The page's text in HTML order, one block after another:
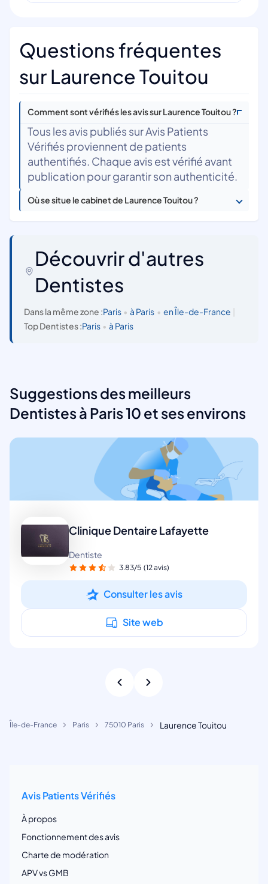
Questions fréquentes
sur Laurence Touitou
Comment sont vérifiés les avis sur Laurence Touitou ?
Tous les avis publiés sur Avis Patients
Vérifiés proviennent de patients
authentifiés. Chaque avis est vérifié avant
publication pour garantir son authenticité.
Où se situe le cabinet de Laurence Touitou ?
Découvrir d'autres
Dentistes
Dans la même zone :Paris • à Paris • en Île-de-France
Top Dentistes :Paris • à Paris
Suggestions des meilleurs
Dentistes à Paris 10 et ses environs
Clinique Dentaire Lafayette
Dentiste
3.83/5 (12 avis)
Consulter les avis
Site web
Île-de-France Paris 75010 Paris Laurence Touitou
Avis Patients Vérifiés
À propos
Fonctionnement des avis
Charte de modération
APV vs GMB